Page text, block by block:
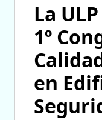
La
1º
en